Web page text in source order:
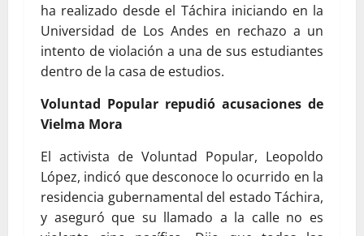
ha realizado desde el Táchira iniciando en la
Universidad de Los Andes en rechazo a un
intento de violación a una de sus estudiantes
dentro de la casa de estudios.
Voluntad Popular repudió acusaciones de
Vielma Mora
El activista de Voluntad Popular, Leopoldo
López, indicó que desconoce lo ocurrido en la
residencia gubernamental del estado Táchira,
y aseguró que su llamado a la calle no es